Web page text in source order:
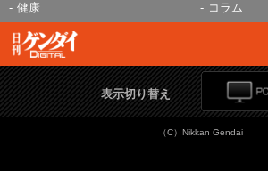
健康
コラム
表示切り替え
（C）Nikkan Gendai